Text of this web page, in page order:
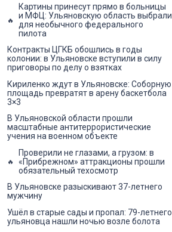
Картины принесут прямо в больницы
и МФЦ: Ульяновскую область выбрали
для необычного федерального
пилота
Контракты ЦГКБ обошлись в годы
колонии: в Ульяновске вступили в силу
приговоры по делу о взятках
Кириленко ждут в Ульяновске: Соборную
площадь превратят в арену баскетбола
3×3
В Ульяновской области прошли
масштабные антитеррористические
учения на военном объекте
Проверили не глазами, а грузом: в
«Прибрежном» аттракционы прошли
обязательный техосмотр
В Ульяновске разыскивают 37-летнего
мужчину
Ушёл в старые сады и пропал: 79-летнего
ульяновца нашли ночью возле болота